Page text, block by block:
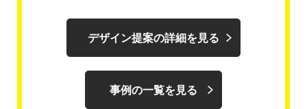
デザイン提案の詳細を見る
事例の一覧を見る